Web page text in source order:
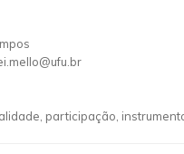
participação,